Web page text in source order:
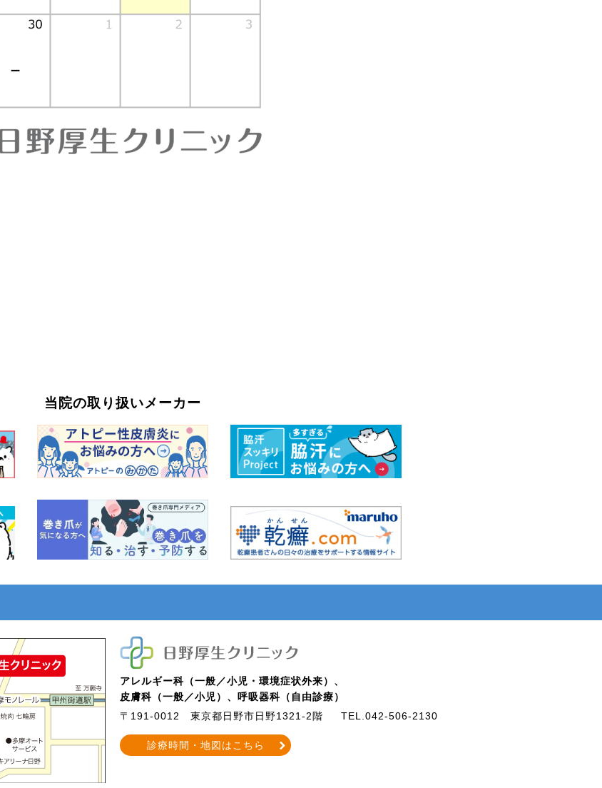
当院の取り扱いメーカー
アレルギー科（一般／小児・環境症状外来）、
皮膚科（一般／小児）、呼吸器科（自由診療）
〒191-0012
東京都日野市日野1321-2階 TEL.042-506-2130
診療時間・地図はこちら